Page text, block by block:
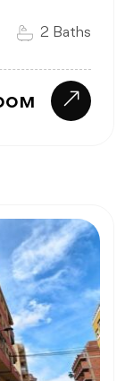
2 Baths